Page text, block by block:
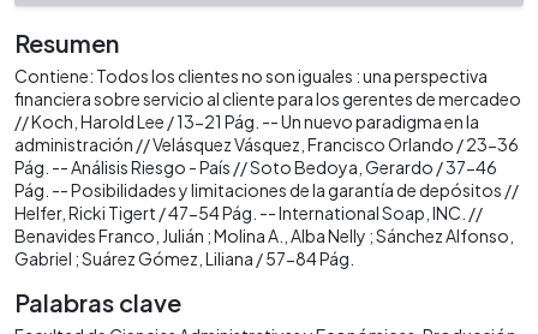
Resumen
Contiene: Todos los clientes no son iguales : una perspectiva
financiera sobre servicio al cliente para los gerentes de mercadeo
// Koch, Harold Lee / 13-21 Pág. -- Un nuevo paradigma en la
administración // Velásquez Vásquez, Francisco Orlando / 23-36
Pág. -- Análisis Riesgo - País // Soto Bedoya, Gerardo / 37-46
Pág. -- Posibilidades y limitaciones de la garantía de depósitos //
Helfer, Ricki Tigert / 47-54 Pág. -- International Soap, INC. //
Benavides Franco, Julián ; Molina A., Alba Nelly ; Sánchez Alfonso,
Gabriel ; Suárez Gómez, Liliana / 57-84 Pág.
Palabras clave